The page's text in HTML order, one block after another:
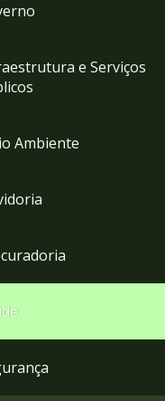
e Serviços
Ambiente